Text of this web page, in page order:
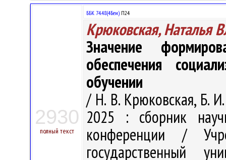
2930
полный текст
ББК 74.48(4Беи) П24
Крюковская, Наталья
Значение
обеспечения
обучении
/ Н. В. Крюковская, Б.
2025 : сборник
конференции /
государственный